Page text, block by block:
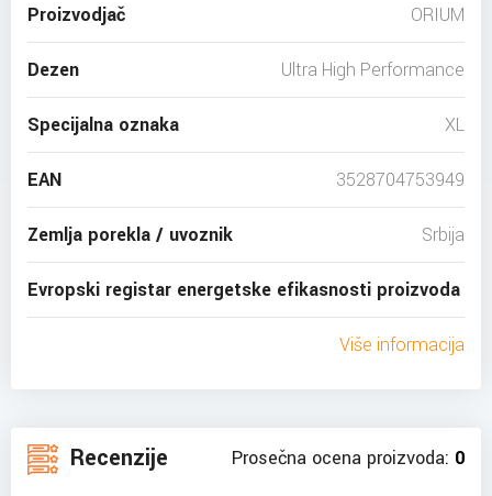
Proizvodjač ORIUM
Dezen Ultra High Performance
Specijalna oznaka XL
EAN 3528704753949
Zemlja porekla / uvoznik Srbija
Evropski registar energetske efikasnosti proizvoda
Više informacija
Recenzije Prosečna ocena proizvoda: 0